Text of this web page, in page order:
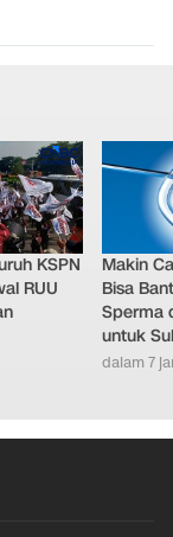
KSPN
RUU
Makin
Bisa
Sperma
untuk
dalam 7